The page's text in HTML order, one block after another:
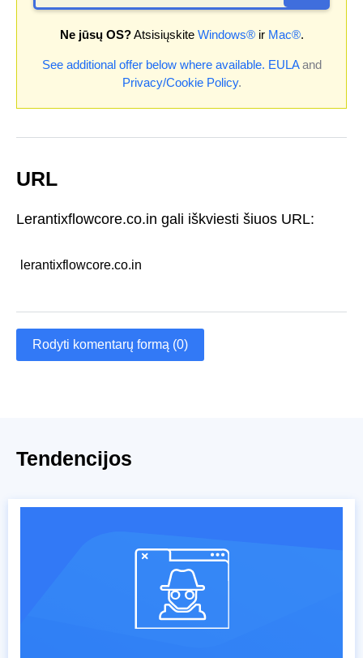
Ne jūsų OS?Atsisiųskite Windows®ir Mac®.
See additional offer below where available. EULAand
Privacy/Cookie Policy.
URL
Lerantixflowcore.co.in gali iškviesti šiuos URL:
lerantixflowcore.co.in
Rodyti komentarų formą (0)
Tendencijos